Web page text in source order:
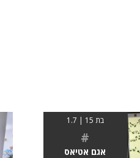
בת 15 | 1.7
#
אגם אטיאס